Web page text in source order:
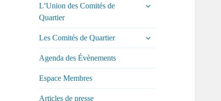
L’Union des Comités de
Quartier
menu
Les Comités de Quartier
Agenda des Évènements
Espace Membres
Articles de presse